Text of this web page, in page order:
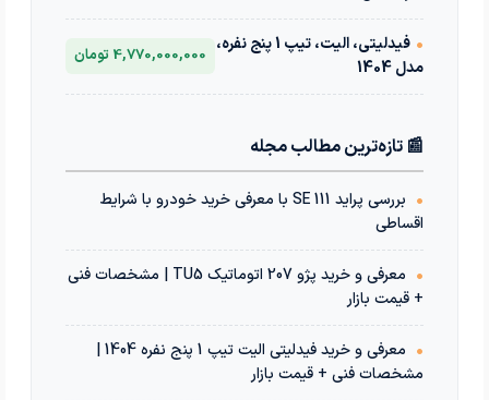
•
فیدلیتی، الیت، تیپ 1 پنج نفره،
مدل 1404
4,770,000,000 تومان
📰 تازه‌ترین مطالب مجله
•
بررسی پراید 111 SE با معرفی خرید خودرو با شرایط
اقساطی
•
معرفی و خرید پژو 207 اتوماتیک TU5 | مشخصات فنی
+ قیمت بازار
•
معرفی و خرید فیدلیتی الیت تیپ 1 پنج نفره 1404 |
مشخصات فنی + قیمت بازار